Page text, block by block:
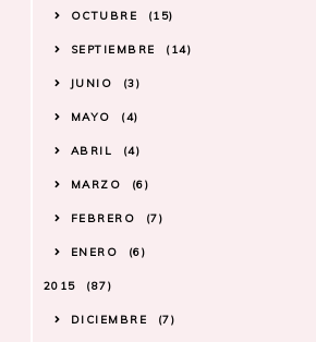
OCTUBRE 15
SEPTIEMBRE 14
JUNIO 3
MAYO 4
ABRIL 4
MARZO 6
FEBRERO 7
ENERO 6
2015 87
DICIEMBRE 7